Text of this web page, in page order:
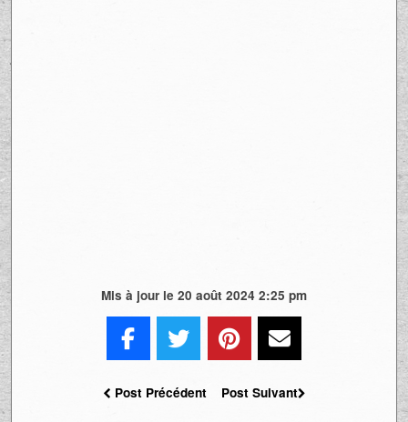
Mis à jour le 20 août 2024 2:25 pm
Post Précédent Post Suivant